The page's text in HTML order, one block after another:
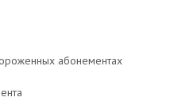
абонементах